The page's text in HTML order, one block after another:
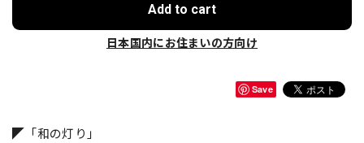
Add to cart
日本国内にお住まいの方向け
Save
◤「和の灯り」